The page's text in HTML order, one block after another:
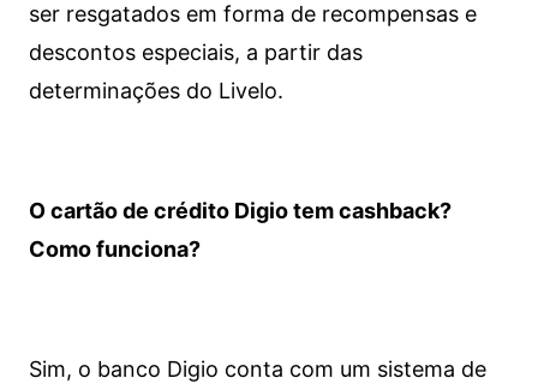
ser resgatados em forma de recompensas e
descontos especiais, a partir das
determinações do Livelo.
O cartão de crédito Digio tem cashback?
Como funciona?
Sim, o banco Digio conta com um sistema de